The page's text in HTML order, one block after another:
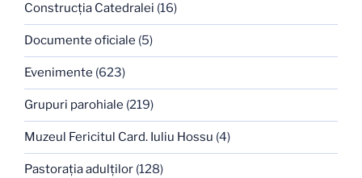
Construcţia Catedralei (16)
Documente oficiale (5)
Evenimente (623)
Grupuri parohiale (219)
Muzeul Fericitul Card. Iuliu Hossu (4)
Pastoraţia adulţilor (128)